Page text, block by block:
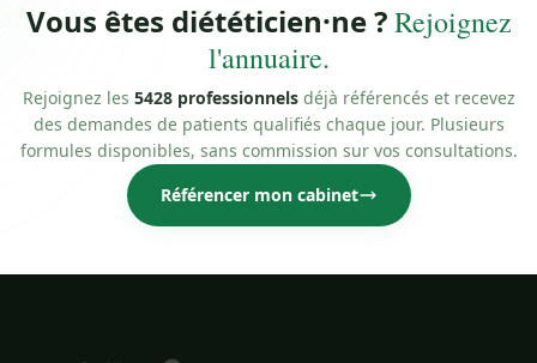
Vous êtes diététicien·ne ?Rejoignez
l'annuaire.
Rejoignez les 5428 professionnelsdéjà référencés et recevez
des demandes de patients qualifiés chaque jour. Plusieurs
formules disponibles, sans commission sur vos consultations.
Référencer mon cabinet